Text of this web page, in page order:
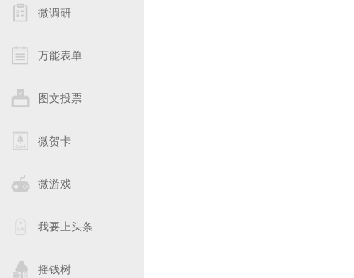
微调研
万能表单
图文投票
微贺卡
微游戏
我要上头条
摇钱树